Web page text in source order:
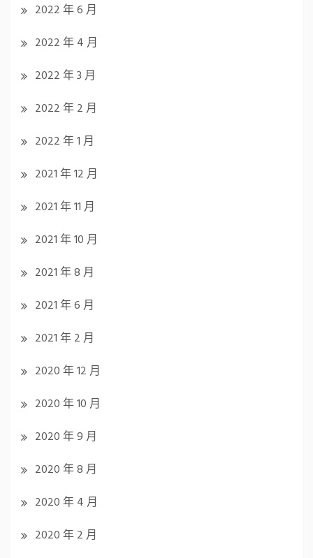
2022 年 6 月
2022 年 4 月
2022 年 3 月
2022 年 2 月
2022 年 1 月
2021 年 12 月
2021 年 11 月
2021 年 10 月
2021 年 8 月
2021 年 6 月
2021 年 2 月
2020 年 12 月
2020 年 10 月
2020 年 9 月
2020 年 8 月
2020 年 4 月
2020 年 2 月